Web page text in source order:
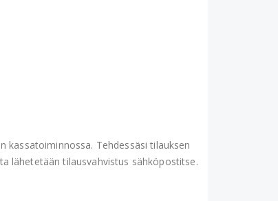
Tehdessäsi tilauksen
lähetetään tilausvahvistus sähköpostitse.